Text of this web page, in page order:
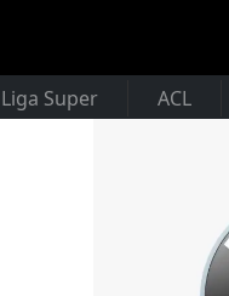
Liga Super ACL